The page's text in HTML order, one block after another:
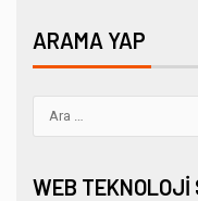
ARAMA YAP
WEB TEKNOLOJI